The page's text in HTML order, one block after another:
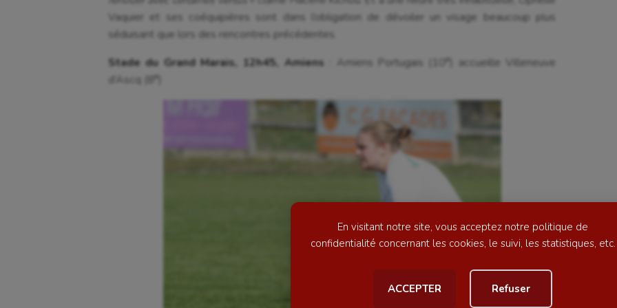
En visitant notre site, vous acceptez notre politique de
confidentialité concernant les cookies, le suivi, les statistiques, etc.
ACCEPTER Refuser
Aéronautique
Danse
Equitation
Escalade
Fitness
Flag football
Kayak-polo
Korfbal
Natation artistique
Outdoor
Vaquier et ses coéquipières sont dans l’obligation de dévoiler un visage beaucoup plus
séduisant que lors des rencontres précédentes.
Stade du Grand Marais, 12h45, Amiens : Amiens Portugais (10e
) accueille Villeneuve
d’Ascq (8
e